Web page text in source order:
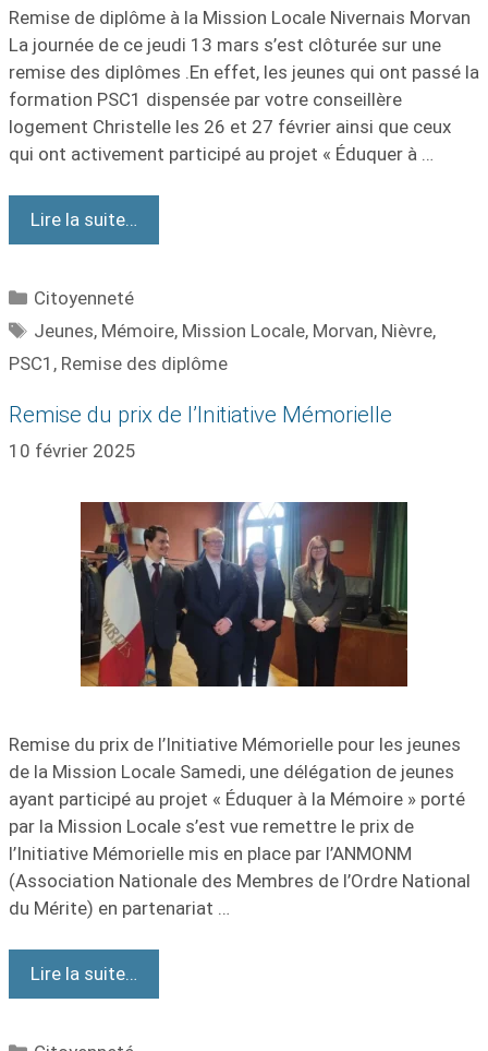
Remise de diplôme à la Mission Locale Nivernais Morvan
La journée de ce jeudi 13 mars s’est clôturée sur une
remise des diplômes .En effet, les jeunes qui ont passé la
formation PSC1 dispensée par votre conseillère
logement Christelle les 26 et 27 février ainsi que ceux
qui ont activement participé au projet « Éduquer à …
Lire la suite…
Citoyenneté
Jeunes, Mémoire, Mission Locale, Morvan, Nièvre,
PSC1 , Remise des diplôme
Remise du prix de l’Initiative Mémorielle
10 février 2025
Remise du prix de l’Initiative Mémorielle pour les jeunes
de la Mission Locale Samedi, une délégation de jeunes
ayant participé au projet « Éduquer à la Mémoire » porté
par la Mission Locale s’est vue remettre le prix de
l’Initiative Mémorielle mis en place par l’ANMONM
(Association Nationale des Membres de l’Ordre National
du Mérite) en partenariat …
Lire la suite…